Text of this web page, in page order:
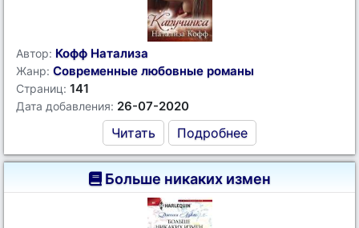
Автор: Кофф Натализа
Жанр: Современные любовные романы
Страниц: 141
Дата добавления: 26-07-2020
Читать Подробнее
Больше никаких измен